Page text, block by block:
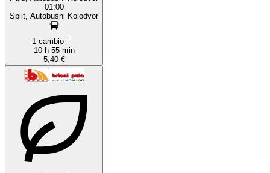
01:00
Split, Autobusni Kolodvor
1 cambio
10 h 55 min
5,40 €